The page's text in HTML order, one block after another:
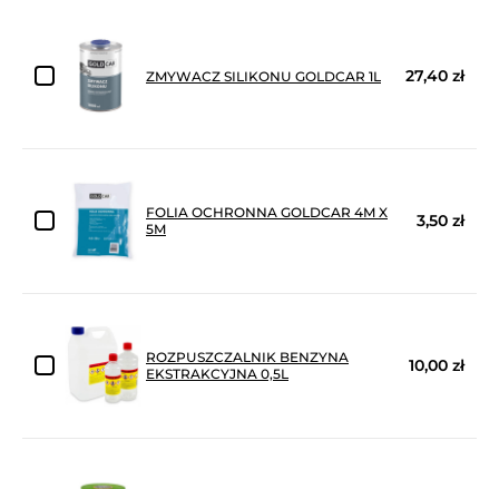
ZMYWACZ SILIKONU GOLDCAR 1L 27,40 zł
FOLIA OCHRONNA GOLDCAR 4M X
5M
3,50 zł
ROZPUSZCZALNIK BENZYNA
EKSTRAKCYJNA 0,5L
10,00 zł